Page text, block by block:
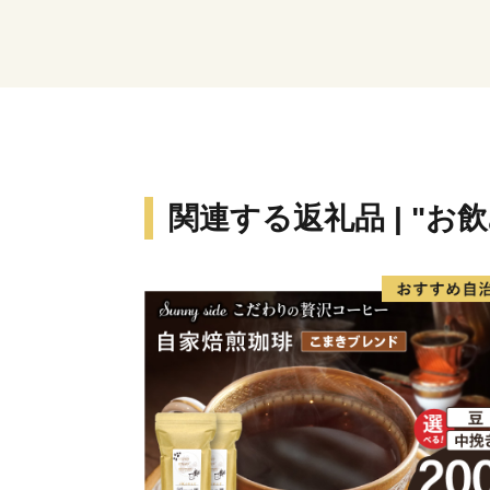
関連する返礼品 | "お